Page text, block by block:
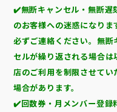
✔️無断キャンセル・無断遅
のお客様への迷惑になりま
必ずご連絡ください。無断
セルが繰り返される場合は
店のご利用を制限させてい
場合があります。
✔️回数券・月メンバー登録